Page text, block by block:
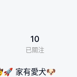
10
已關注
家有愛犬🐶